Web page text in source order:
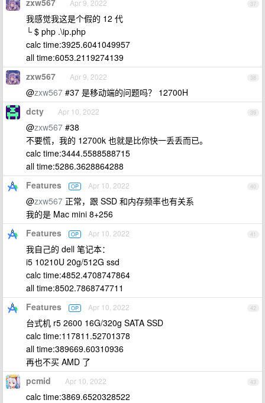
37
zxw567 Apr 9, 2022
我感觉我这是个假的 12 代
└ $ php .\ip.php
calc time:3925.6041049957
all time:6053.2119274139
38
zxw567 Apr 9, 2022
@zxw567 #37 是移动端的问题吗？ 12700H
39
dcty Apr 10, 2022
@zxw567 #38
不要慌，我的 12700k 也就是比你快一丢丢而已。
calc time:3444.5588588715
all time:5286.3628864288
40
Features OP Apr 10, 2022
@zxw567 正常，跟 SSD 和内存频率也有关系
我的是 Mac mini 8+256
41
Features OP Apr 10, 2022
我自己的 dell 笔记本：
i5 10210U 20g/512G ssd
calc time:4852.4708747864
all time:8502.7868747711
42
Features OP Apr 10, 2022
台式机 r5 2600 16G/320g SATA SSD
calc time:117811.52701378
all time:389669.60310936
再也不买 AMD 了
43
pcmid Apr 10, 2022
calc time:3869.6520328522